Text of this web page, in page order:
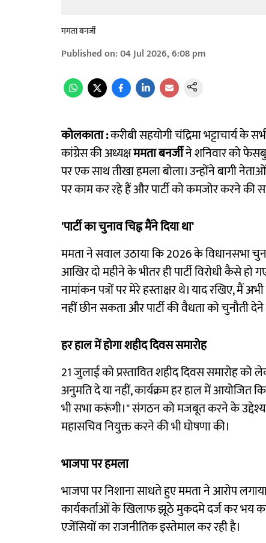
ममता बनर्जी
Published on:04 Jul 2026, 6:08 pm
कोलकाता :करीबी सहयोगी चंद्रिमा भट्टाचार्य
कांग्रेस की अध्यक्षममता बनर्जीने शनिवार को
पर एक साथ तीखा हमला बोला। उन्होंने बागी
पर काम कर रहे हैं और पार्टी को कमजोर करने की
'पार्टी का चुनाव चिह्न मैंने दिया था'
ममता ने सवाल उठाया कि 2026 के विधानसभा
आखिर दो महीने के भीतर ही पार्टी विरोधी कैसे हो
नामांकन पत्रों पर मेरे हस्ताक्षर थे। याद रखिए, मैं
नहीं छीन सकता और पार्टी की वैधता को चुनौती
हर हाल में होगा शहीद दिवस समारोह
21 जुलाई को प्रस्तावित शहीद दिवस समारोह को
अनुमति दे या नहीं, कार्यक्रम हर हाल में आयोजित
भी सभा करूंगी।" संगठन को मजबूत करने के उद्देश्य
महासचिव नियुक्त करने की भी घोषणा की।
भाजपा पर हमला
भाजपा पर निशाना साधते हुए ममता ने आरोप
कार्यकर्ताओं के खिलाफ झूठे मुकदमे दर्ज कर भय का
एजेंसियों का राजनीतिक इस्तेमाल कर रही है।